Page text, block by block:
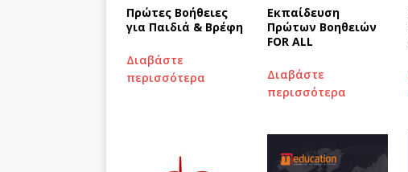
Πρώτες Βοήθειες
για Παιδιά & Βρέφη
Διαβάστε
περισσότερα
Εκπαίδευση
Πρώτων Βοηθειών
FOR ALL
Διαβάστε
περισσότερα